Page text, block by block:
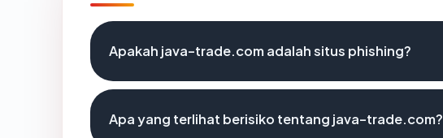
Apakah java-trade.com adalah situs phishing?
Apa yang terlihat berisiko tentang java-trade.com?